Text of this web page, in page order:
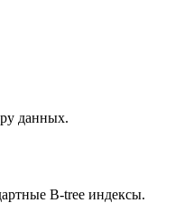
данных.
B-tree индексы.